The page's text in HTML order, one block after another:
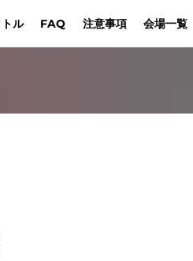
法 For International players
販売方法 その他販売商品
来場記念品​
ル
ム UNION ARENA ド
FAQ 注意事項​ 会場一覧
Jakarta Taipei